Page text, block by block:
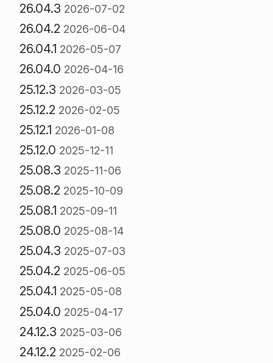
26.04.3 2026-07-02
26.04.2 2026-06-04
26.04.1 2026-05-07
26.04.0 2026-04-16
25.12.3 2026-03-05
25.12.2 2026-02-05
25.12.1 2026-01-08
25.12.0 2025-12-11
25.08.3 2025-11-06
25.08.2 2025-10-09
25.08.1 2025-09-11
25.08.0 2025-08-14
25.04.3 2025-07-03
25.04.2 2025-06-05
25.04.1 2025-05-08
25.04.0 2025-04-17
24.12.3 2025-03-06
24.12.2 2025-02-06